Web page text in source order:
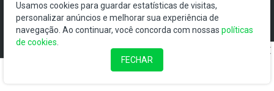
CARTEIRA RECOMENDADA
Usamos cookies para guardar estatísticas de visitas,
personalizar anúncios e melhorar sua experiência de
navegação. Ao continuar, você concorda com nossas políticas
de cookies
FECHAR